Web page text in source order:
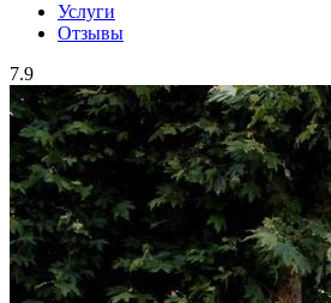
Услуги
Отзывы
7.9